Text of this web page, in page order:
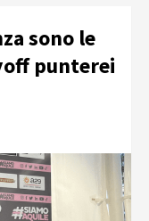
sono le
punterei